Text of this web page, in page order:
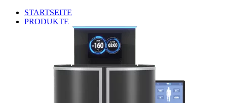
STARTSEITE
PRODUKTE